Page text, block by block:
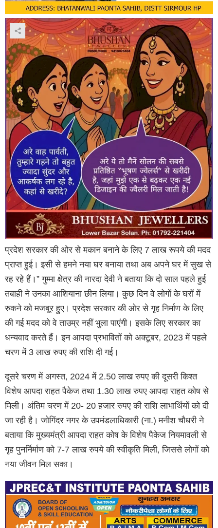
प्रदेश सरकार की ओर से मकान बनाने के लिए 7 लाख रूपये की मदद
प्राप्त हुई। इसी से हमने नया घर बनाया तथा अब अपने घर में सुख से
रह रहे हैं।” गुम्मा क्षेत्र की नारदा देवी ने बताया कि दो साल पहले हुई
तबाही ने उनका आशियाना छीन लिया। कुछ दिन वे लोगों के घरों में
रुकने को मजबूर हुए। प्रदेश सरकार की ओर से गृह निर्माण के लिए
की गई मदद को वे ताउम्र नहीं भुला पाएंगी। इसके लिए सरकार का
धन्यवाद करते हैं। इन आपदा प्रभावितों को अक्टूबर, 2023 में पहले
चरण में 3 लाख रुपए की राशि दी गई।
दूसरे चरण में अगस्त, 2024 में 2.50 लाख रुपए की दूसरी किश्त
विशेष आपदा राहत पैकेज तथा 1.30 लाख रुपए आपदा राहत कोष से
मिली। अंतिम चरण में 20- 20 हजार रुपए की राशि लाभार्थियों को दी
जा रही है। जोगिंदर नगर के उपमंडलाधिकारी (ना.) मनीश चौधरी ने
बताया कि मुख्यमंत्री आपदा राहत कोष के विशेष पैकेज नियमावली से
गृह पुनर्निर्माण को 7-7 लाख रुपये की स्वीकृति मिली, जिससे लोगों को
नया जीवन मिल सका।